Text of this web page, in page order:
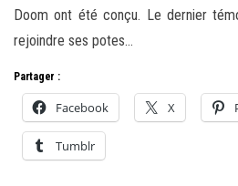
Doom ont été conçu. Le dernier
rejoindre ses potes…
Partager :
Facebook X
Tumblr